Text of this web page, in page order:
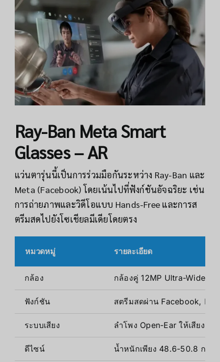
Ray-Ban Meta Smart
Glasses – AR
แว่นตารุ่นนี้เป็นการร่วมมือกันระหว่าง Ray-Ban และ
Meta (Facebook) โดยเน้นไปที่ฟังก์ชันอัจฉริยะ เช่น
การถ่ายภาพและวิดีโอแบบ Hands-Free และการส
ตรีมสดไปยังโซเชียลมีเดียโดยตรง
หมวดหมู่ รายละเอียด
กล้อง กล้องคู่ 12MP Ultra-Wide,
ฟังก์ชัน สตรีมสดผ่าน Facebook,
ระบบเสียง ลำโพง Open-Ear ให้เสียง
ดีไซน์ น้ำหนักเพียง 48.6-50.8 กรัม,